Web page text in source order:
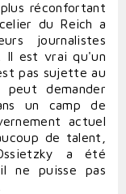
réconfortant
du Reich a
journalistes
Il est vrai qu'un
pas sujette au
peut demander
un camp de
actuel
de talent,
a été
ne puisse pas